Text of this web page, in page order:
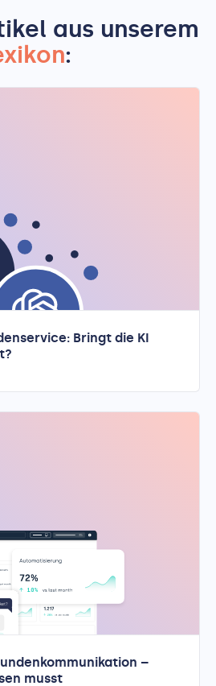
aus unserem
:
Bringt die KI
–
musst